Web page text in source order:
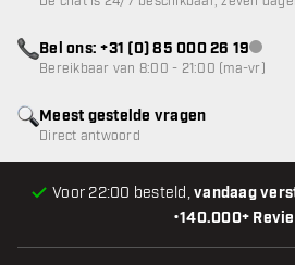
•140.000+
Voor 22:00 besteld,vandaag
Meest gestelde vragen
Direct antwoord
Bel ons: +31 (0) 85 000 26 19
Bereikbaar van 8:00 - 21:00 (ma-vr)